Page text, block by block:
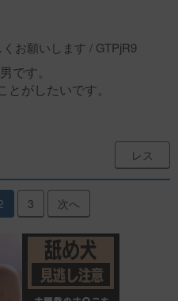
お願いします / GTPjR9
です。
がしたいです。
レス
3 次へ